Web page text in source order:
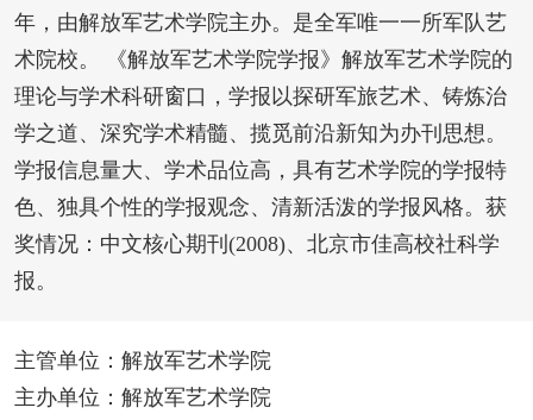
年，由解放军艺术学院主办。是全军唯一一所军队艺
术院校。 《解放军艺术学院学报》解放军艺术学院的
理论与学术科研窗口，学报以探研军旅艺术、铸炼治
学之道、深究学术精髓、揽觅前沿新知为办刊思想。
学报信息量大、学术品位高，具有艺术学院的学报特
色、独具个性的学报观念、清新活泼的学报风格。获
奖情况：中文核心期刊(2008)、北京市佳高校社科学
报。
主管单位：解放军艺术学院
主办单位：解放军艺术学院